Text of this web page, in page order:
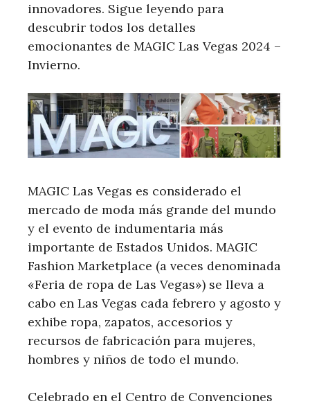
innovadores. Sigue leyendo para
descubrir todos los detalles
emocionantes de MAGIC Las Vegas 2024 –
Invierno.
MAGIC Las Vegas es considerado el
mercado de moda más grande del mundo
y el evento de indumentaria más
importante de Estados Unidos. MAGIC
Fashion Marketplace (a veces denominada
«Feria de ropa de Las Vegas») se lleva a
cabo en Las Vegas cada febrero y agosto y
exhibe ropa, zapatos, accesorios y
recursos de fabricación para mujeres,
hombres y niños de todo el mundo.
Celebrado en el Centro de Convenciones